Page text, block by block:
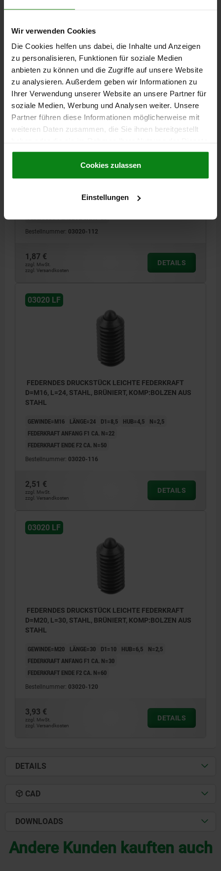
Wir verwenden Cookies
Die Cookies helfen uns dabei, die Inhalte und Anzeigen
zu personalisieren, Funktionen für soziale Medien
anbieten zu können und die Zugriffe auf unsere Website
zu analysieren. Außerdem geben wir Informationen zu
Ihrer Verwendung unserer Website an unsere Partner für
soziale Medien, Werbung und Analysen weiter. Unsere
Partner führen diese Informationen möglicherweise mit
weiteren Daten zusammen, die Sie ihnen bereitgestellt
gesammelt haben.Cookie Richtlinien
Datenschutz|AGB
Cookies zulassen
Einstellungen
1,31 €
zzgl. Versandkosten
03020 LF
D=M12, L=22, STAHL, BRÜNIERT, KOMP:BOLZEN AUS
LÄNGE=22 D1=6 HUB=3,5
FEDERKRAFT ENDE F2 CA. N=26
Bestellnummer: 03020-112
1,87 €
zzgl. MwSt.
zzgl. Versandkosten
DETAILS
03020 LF
FEDERNDES DRUCKSTÜCK LEICHTE FEDERKRAFT
D=M16, L=24, STAHL, BRÜNIERT, KOMP:BOLZEN AUS
STAHL
GEWINDE=M16 LÄNGE=24 D1=8,5 HUB=4,5
N=2,5
FEDERKRAFT ANFANG F1 CA. N=22
FEDERKRAFT ENDE F2 CA. N=50
Bestellnummer: 03020-116
2,51 €
zzgl. MwSt.
zzgl. Versandkosten
DETAILS
03020 LF
FEDERNDES DRUCKSTÜCK LEICHTE FEDERKRAFT
D=M20, L=30, STAHL, BRÜNIERT, KOMP:BOLZEN AUS
STAHL
GEWINDE=M20 LÄNGE=30 D1=10 HUB=6,5
N=2,5
FEDERKRAFT ANFANG F1 CA. N=30
FEDERKRAFT ENDE F2 CA. N=60
Bestellnummer: 03020-120
3,93 €
zzgl. MwSt.
zzgl. Versandkosten
DETAILS
DETAILS
CAD
DOWNLOADS
Andere Kunden kauften auch